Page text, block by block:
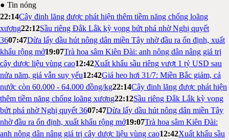
● Tin nóng
22:14Cây đinh lăng được phát hiện thêm tiềm năng chống loãng
xương22:12Sầu riêng Đắk Lắk kỳ vọng bứt phá nhờ Nghị quyết
3607:47Dừa lấy dầu hút nông dân miền Tây nhờ đầu ra ổn định, xuất
khẩu rộng mở19:07Trà hoa sâm Kiên Đài: anh nông dân nâng giá trị
cây dược liệu vùng cao12:42Xuất khẩu sầu riêng vượt 1 tỷ USD sau
nửa năm, giá vẫn suy yếu12:42Giá heo hơi 31/7: Miền Bắc giảm, cả
nước còn 60.000 - 64.000 đồng/kg22:14Cây đinh lăng được phát hiện
thêm tiềm năng chống loãng xương22:12Sầu riêng Đắk Lắk kỳ vọng
bứt phá nhờ Nghị quyết 3607:47Dừa lấy dầu hút nông dân miền Tây
nhờ đầu ra ổn định, xuất khẩu rộng mở19:07Trà hoa sâm Kiên Đài:
anh nông dân nâng giá trị cây dược liệu vùng cao12:42Xuất khẩu sầu